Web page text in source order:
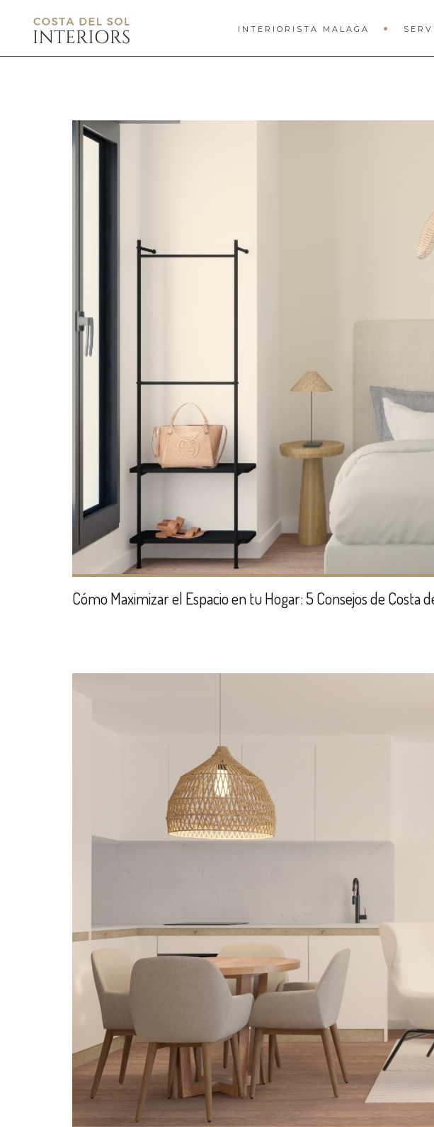
INTERIORISTA MALAGA
Cómo Maximizar el Espacio en tu Hogar: 5 Consejos de Costa